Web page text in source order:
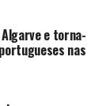
e torna-
nas